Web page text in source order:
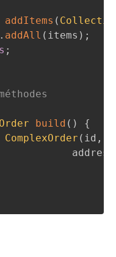
addItems (
. addAll ( items ) ;
;
build ( )
{
ComplexOrder ( id ,
address